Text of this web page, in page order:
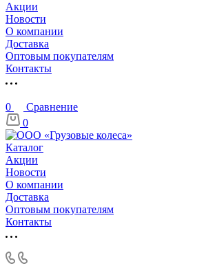
Акции
Новости
О компании
Доставка
Оптовым покупателям
Контакты
0
Сравнение
0
Каталог
Акции
Новости
О компании
Доставка
Оптовым покупателям
Контакты